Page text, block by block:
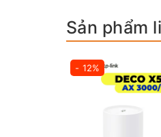
VIGI C320I
Độ Phân Giải
Sản phẩm
- 12%